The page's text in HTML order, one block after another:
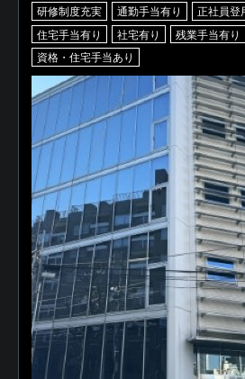
研修制度充実
通勤手当有り
正社員登
住宅手当有り
社宅有り 残業手当有り
資格・住宅手当あり